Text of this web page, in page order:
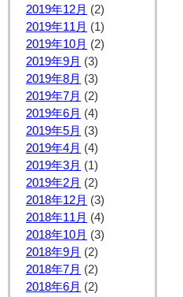
2019年12月 (2)
2019年11月 (1)
2019年10月 (2)
2019年9月 (3)
2019年8月 (3)
2019年7月 (2)
2019年6月 (4)
2019年5月 (3)
2019年4月 (4)
2019年3月 (1)
2019年2月 (2)
2018年12月 (3)
2018年11月 (4)
2018年10月 (3)
2018年9月 (2)
2018年7月 (2)
2018年6月 (2)